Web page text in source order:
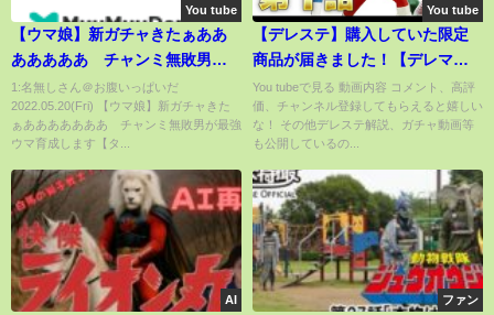
You tube
【ウマ娘】新ガチャきたぁああ
あああああ チャンミ無敗男が
最強ウマ育成します【タウラス
杯】
1:名無しさん＠お腹いっぱいだ
2022.05.20(Fri) 【ウマ娘】新ガチャきた
ぁあああああああ チャンミ無敗男が最強
ウマ育成します【タ...
You tube
【デレステ】購入していた限定
商品が届きました！【デレマ
ス】
You tubeで見る 動画内容 コメント、高評
価、チャンネル登録してもらえると嬉しい
な！ その他デレステ解説、ガチャ動画等
も公開しているの...
AI ファン